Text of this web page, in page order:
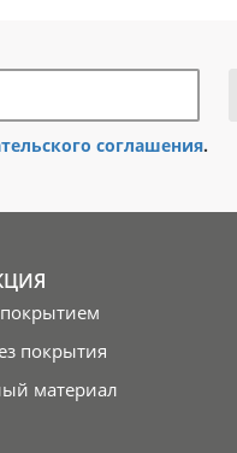
соглашения.
покрытия
материал